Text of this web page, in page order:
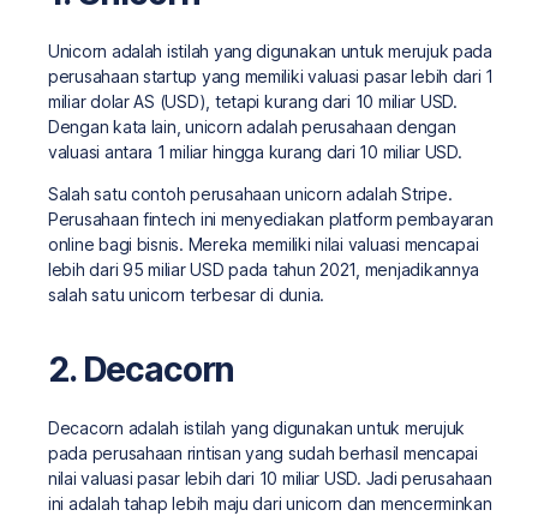
Unicorn adalah istilah yang digunakan untuk merujuk pada
perusahaan startup yang memiliki valuasi pasar lebih dari 1
miliar dolar AS (USD), tetapi kurang dari 10 miliar USD.
Dengan kata lain, unicorn adalah perusahaan dengan
valuasi antara 1 miliar hingga kurang dari 10 miliar USD.
Salah satu contoh perusahaan unicorn adalah Stripe.
Perusahaan fintech ini menyediakan platform pembayaran
online bagi bisnis. Mereka memiliki nilai valuasi mencapai
lebih dari 95 miliar USD pada tahun 2021, menjadikannya
salah satu unicorn terbesar di dunia.
2. Decacorn
Decacorn adalah istilah yang digunakan untuk merujuk
pada perusahaan rintisan yang sudah berhasil mencapai
nilai valuasi pasar lebih dari 10 miliar USD. Jadi perusahaan
ini adalah tahap lebih maju dari unicorn dan mencerminkan